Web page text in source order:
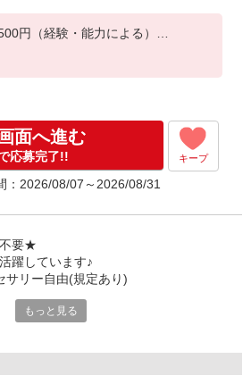
円（経験・能力による）
（規定あり）
支給(規定有)
と,
給(規定有)
・。○。・゜+゜
面へ進む
応募完了!! キープ
：2026/08/07～2026/08/31
要★
躍しています♪
リー自由(規定あり)
未経験スタート。
！
もっと見る